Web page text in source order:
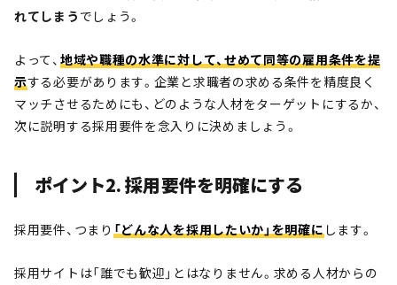
れてしまう でしょう。
よって、 地域や職種の水準に対して、せめて同等の雇用条件を提
示する必要があります。企業と求職者の求める条件を精度良く
マッチさせるためにも、どのような人材をターゲットにするか、
次に説明する採用要件を念入りに決めましょう。
ポイント2. 採用要件を明確にする
採用要件、つまり 「どんな人を採用したいか」を明確にします。
採用サイトは「誰でも歓迎」とはなりません。求める人材からの